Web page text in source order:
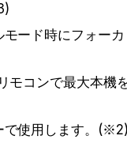
)
ード時にフォーカ
モコンで最大本機
使用します。
(※2